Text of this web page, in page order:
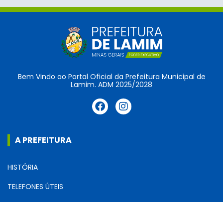
Bem Vindo ao Portal Oficial da Prefeitura Municipal de
Lamim. ADM 2025/2028
A PREFEITURA
HISTÓRIA
TELEFONES ÚTEIS